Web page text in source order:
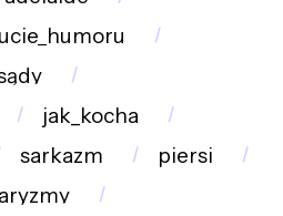
jak_kocha
sarkazm
piersi